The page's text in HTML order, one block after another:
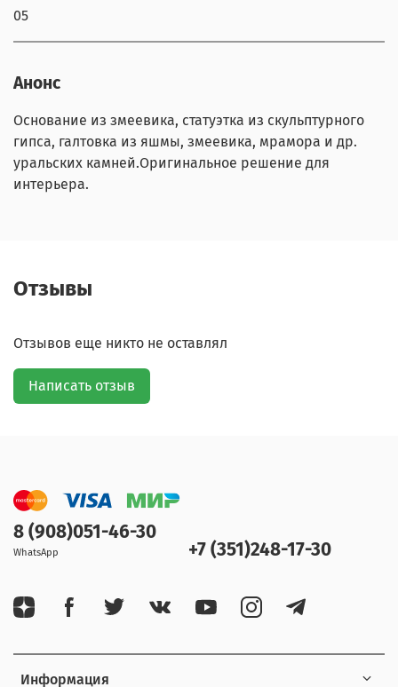
05
Анонс
Основание из змеевика, статуэтка из скульптурного
гипса, галтовка из яшмы, змеевика, мрамора и др.
уральских камней.Оригинальное решение для
интерьера.
Отзывы
Отзывов еще никто не оставлял
Написать отзыв
Информация
8 (908)051-46-30
WhatsApp +7 (351)248-17-30